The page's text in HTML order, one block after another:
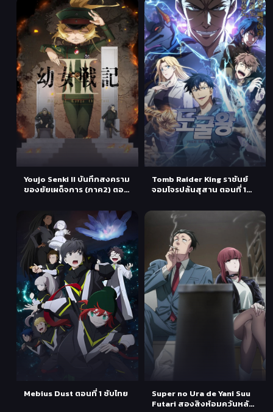
Youjo Senki II บันทึกสงคราม
ของยัยเผด็จการ (ภาค2) ตอน
Tomb Raider King ราชันย์
จอมโจรปล้นสุสาน ตอนที่ 1
Mebius Dust ตอนที่ 1 ซับไทย
Super no Ura de Yani Suu
Futari สองสิงห์อมควันหลัง